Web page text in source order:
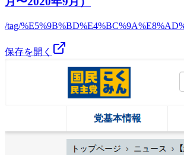
/tag/
保存を開く